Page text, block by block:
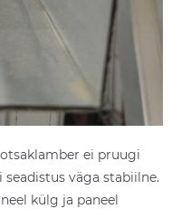
ei pruugi
väga stabiilne.
külg ja paneel